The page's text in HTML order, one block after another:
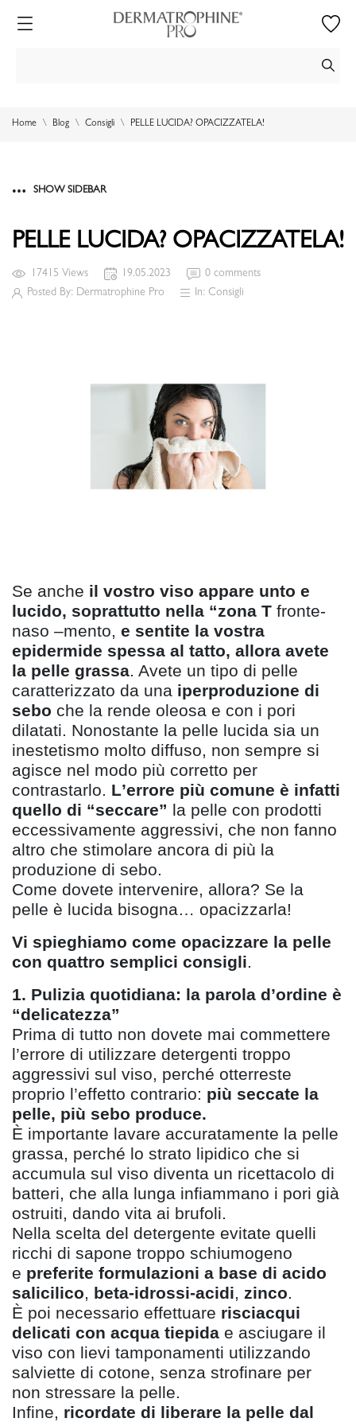
Home Blog Consigli PELLE LUCIDA? OPACIZZATELA!
SHOW SIDEBAR
PELLE LUCIDA? OPACIZZATELA!
17415 Views 19.05.2023
0 comments
Posted By: Dermatrophine Pro In: Consigli
Se anche il vostro viso appare unto e
lucido, soprattutto nella “zona T fronte-
naso –mento, e sentite la vostra
epidermide spessa al tatto, allora avete
la pelle grassa. Avete un tipo di pelle
caratterizzato da una iperproduzione di
sebo che la rende oleosa e con i pori
dilatati. Nonostante la pelle lucida sia un
inestetismo molto diffuso, non sempre si
agisce nel modo più corretto per
contrastarlo. L’errore più comune è infatti
quello di “seccare” la pelle con prodotti
eccessivamente aggressivi, che non fanno
altro che stimolare ancora di più la
produzione di sebo.
Come dovete intervenire, allora? Se la
pelle è lucida bisogna… opacizzarla!
Vi spieghiamo come opacizzare la pelle
con quattro semplici consigli.
1. Pulizia quotidiana: la parola d’ordine è
“delicatezza”
Prima di tutto non dovete mai commettere
l’errore di utilizzare detergenti troppo
aggressivi sul viso, perché otterreste
proprio l’effetto contrario: più seccate la
pelle, più sebo produce.
È importante lavare accuratamente la pelle
grassa, perché lo strato lipidico che si
accumula sul viso diventa un ricettacolo di
batteri, che alla lunga infiammano i pori già
ostruiti, dando vita ai brufoli.
Nella scelta del detergente evitate quelli
ricchi di sapone troppo schiumogeno
e preferite formulazioni a base di acido
salicilico, beta-idrossi-acidi, zinco.
È poi necessario effettuare risciacqui
delicati con acqua tiepida e asciugare il
viso con lievi tamponamenti utilizzando
salviette di cotone, senza strofinare per
non stressare la pelle.
Infine, ricordate di liberare la pelle dal